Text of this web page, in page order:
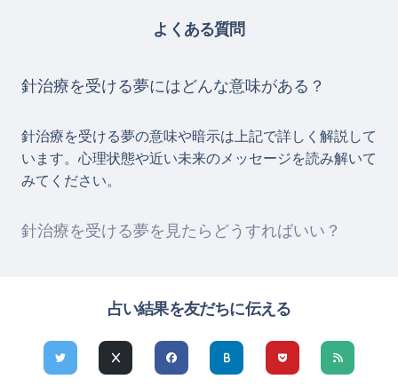
よくある質問
針治療を受ける夢にはどんな意味がある？
針治療を受ける夢の意味や暗示は上記で詳しく解説して
います。心理状態や近い未来のメッセージを読み解いて
みてください。
針治療を受ける夢を見たらどうすればいい？
占い結果を友だちに伝える